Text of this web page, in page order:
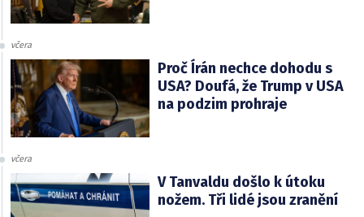
včera
Proč Írán nechce dohodu s
USA? Doufá, že Trump v USA
na podzim prohraje
včera
V Tanvaldu došlo k útoku
nožem. Tři lidé jsou zranění